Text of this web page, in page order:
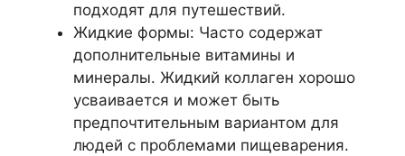
подходят для путешествий.
Жидкие формы: Часто содержат
дополнительные витамины и
минералы. Жидкий коллаген хорошо
усваивается и может быть
предпочтительным вариантом для
людей с проблемами пищеварения.